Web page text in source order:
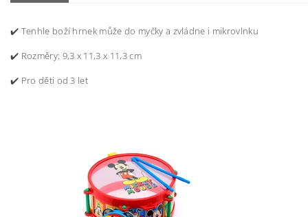
✔️ Tenhle boží hrnek může do myčky a zvládne i mikrovlnku
✔️ Rozměry: 9,3 x 11,3 x 11,3 cm
✔️ Pro děti od 3 let